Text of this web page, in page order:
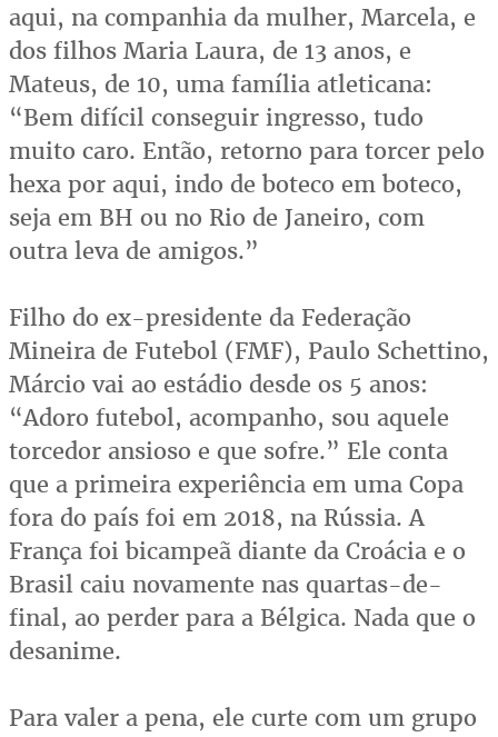
aqui, na companhia da mulher, Marcela, e
dos filhos Maria Laura, de 13 anos, e
Mateus, de 10, uma família atleticana:
“Bem difícil conseguir ingresso, tudo
muito caro. Então, retorno para torcer pelo
hexa por aqui, indo de boteco em boteco,
seja em BH ou no Rio de Janeiro, com
outra leva de amigos.”
Filho do ex-presidente da Federação
Mineira de Futebol (FMF), Paulo Schettino,
Márcio vai ao estádio desde os 5 anos:
“Adoro futebol, acompanho, sou aquele
torcedor ansioso e que sofre.” Ele conta
que a primeira experiência em uma Copa
fora do país foi em 2018, na Rússia. A
França foi bicampeã diante da Croácia e o
Brasil caiu novamente nas quartas-de-
final, ao perder para a Bélgica. Nada que o
desanime.
Para valer a pena, ele curte com um grupo